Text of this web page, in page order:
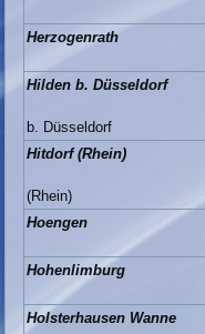
Herzogenrath
Hilden b. Düsseldorf
b. Düsseldorf
Hitdorf (Rhein)
(Rhein)
Hoengen
Hohenlimburg
Holsterhausen Wanne